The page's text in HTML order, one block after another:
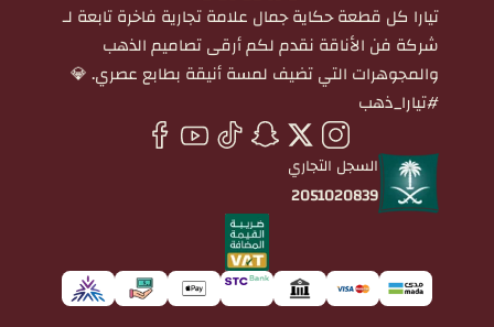
تيارا كل قطعة حكاية جمال علامة تجارية فاخرة تابعة لـ
شركة فن الأناقة نقدم لكم أرقى تصاميم الذهب
والمجوهرات التي تضيف لمسة أنيقة بطابع عصري. 💎
#تيارا_ذهب
السجل التجاري
2051020839